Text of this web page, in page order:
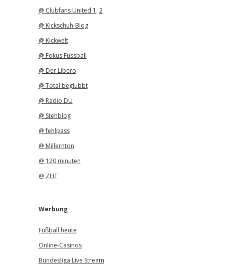
@ Clubfans United 1 , 2
@ Kickschuh-Blog
@ Kickwelt
@ Fokus Fussball
@ Der Libero
@ Total beglubbt
@ Radio DU
@ Stehblog
@ fehlpass
@ Millernton
@ 120 minuten
@ ZEIT
Werbung
Fußball heute
Online-Casinos
Bundesliga Live Stream